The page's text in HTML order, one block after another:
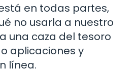
en todas partes,
no usarla a nuestro
una caza del tesoro
aplicaciones y
línea.